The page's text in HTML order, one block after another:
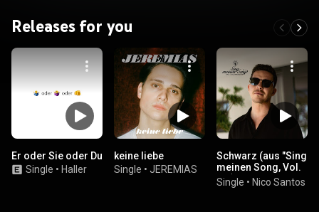
Releases for you
Er oder Sie oder Du
Single • Haller
keine liebe
Single • JEREMIAS
Schwarz (aus "Sing
meinen Song, Vol.
10")
Single • Nico Santos